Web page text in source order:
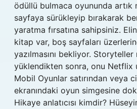
ödüllü bulmaca oyununda artık
sayfaya sürükleyip bırakarak
yaratma fırsatına sahipsiniz.
kitap var, boş sayfaları
yazılmasını bekliyor. Storyteller
yüklendikten sonra, onu Netflix
Mobil Oyunlar satırından veya
ekranındaki oyun simgesine
Hikaye anlatıcısı kimdir?